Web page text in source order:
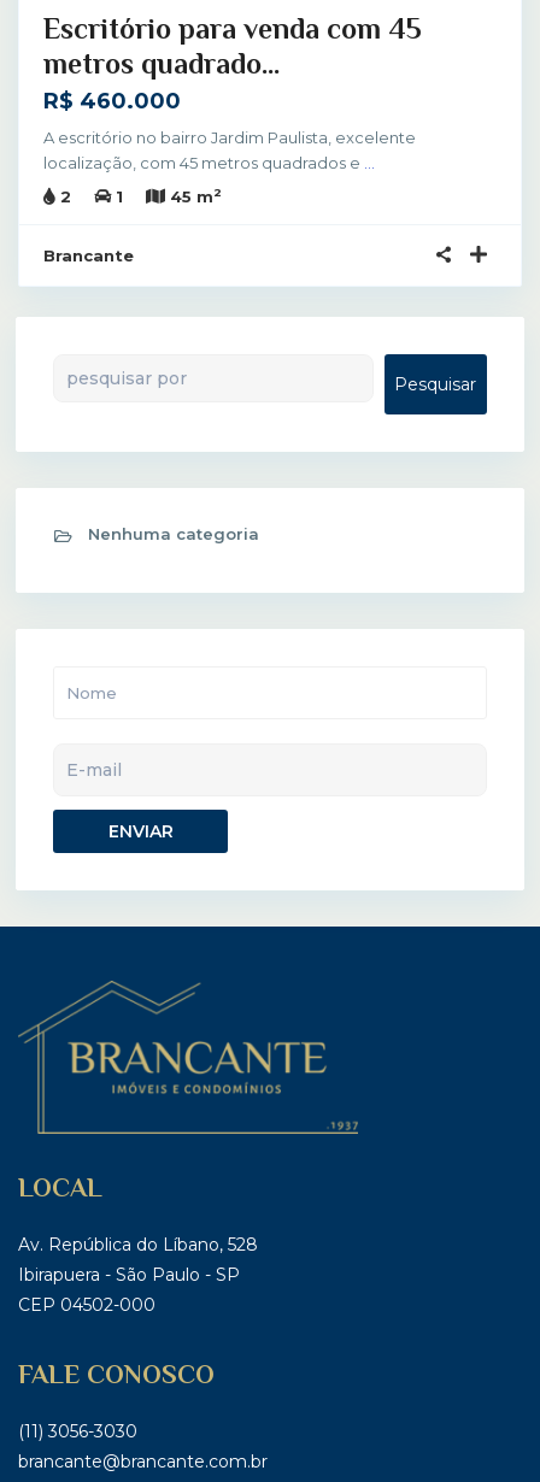
Escritório para venda com 45
metros quadrado...
R$ 460.000
A escritório no bairro Jardim Paulista, excelente
localização, com 45 metros quadrados e
2
1 45 m2
Brancante
Pesquisar
Nenhuma categoria
LOCAL
Av. República do Líbano, 528
Ibirapuera - São Paulo - SP
CEP 04502-000
FALE CONOSCO
(11) 3056-3030
brancante@brancante.com.br